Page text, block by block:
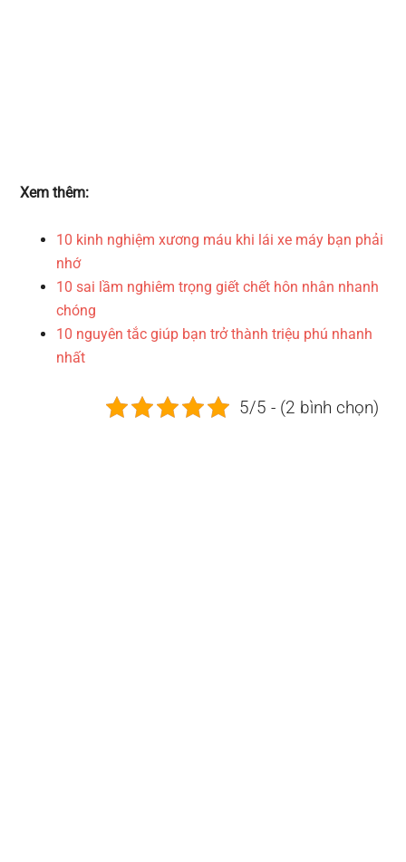
Xem thêm:
10 kinh nghiệm xương máu khi lái xe máy bạn phải
nhớ
10 sai lầm nghiêm trọng giết chết hôn nhân nhanh
chóng
10 nguyên tắc giúp bạn trở thành triệu phú nhanh
nhất
5/5 - (2 bình chọn)